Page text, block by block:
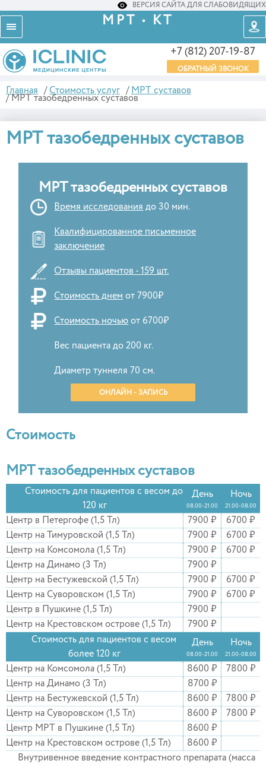
ВЕРСИЯ САЙТА ДЛЯ СЛАБОВИДЯЩИХ
МРТ • КТ
+7 (812) 207-19-87
ОБРАТНЫЙ ЗВОНОК
Главная / Стоимость услуг / МРТ суставов
/ МРТ тазобедренных суставов
МРТ тазобедренных суставов
МРТ тазобедренных суставов
Время исследования до 30 мин.
Квалифицированное письменное
заключение
Отзывы пациентов - 159 шт.
Стоимость днем от 7900₽
Стоимость ночью от 6700₽
Вес пациента до 200 кг.
Диаметр туннеля 70 см.
ОНЛАЙН - ЗАПИСЬ
Стоимость
МРТ тазобедренных суставов
Стоимость для пациентов с весом до
120 кг
День
08.00-21.00
Ночь
21.00-08.00
Центр в Петергофе (1,5 Тл) 7900 ₽
6700 ₽
Центр на Тимуровской (1,5 Тл)
7900 ₽
6700 ₽
Центр на Комсомола (1,5 Тл)
7900 ₽
6700 ₽
Центр на Динамо (3 Тл)
7900 ₽
Центр на Бестужевской (1,5 Тл)
7900 ₽
6700 ₽
Центр на Суворовском (1,5 Тл)
7900 ₽
6700 ₽
Центр в Пушкине (1,5 Тл)
7900 ₽
Центр на Крестовском острове (1,5 Тл)
7900 ₽
Стоимость для пациентов с весом
более 120 кг
День
08.00-21.00
Ночь
21.00-08.00
Центр на Комсомола (1,5 Тл) 8600 ₽
7800 ₽
Центр на Динамо (3 Тл)
8700 ₽
Центр на Бестужевской (1,5 Тл)
8600 ₽
7800 ₽
Центр на Суворовском (1,5 Тл)
8600 ₽
7800 ₽
Центр МРТ в Пушкине (1,5 Тл)
8600 ₽
Центр на Крестовском острове (1,5 Тл)
8600 ₽
Внутривенное введение контрастного препарата (масса